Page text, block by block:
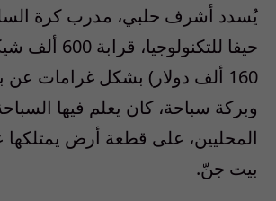
يُسدد أشرف حلبي، مدرب كرة
حيفا
160 ألف دولار) بشكل غرامات عن
وبركة سباحة، كان يعلم فيها
المحليين، على قطعة أرض
بيت جنّ.